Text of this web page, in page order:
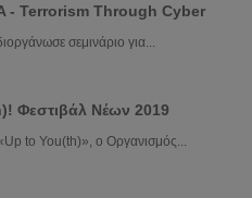
- Terrorism Through Cyber
σεμινάριο για...
Φεστιβάλ Νέων 2019
to You(th)», ο Οργανισμός...